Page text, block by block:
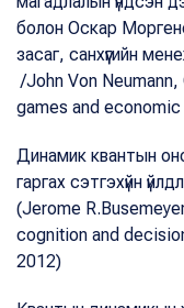
болон Оскар
засаг, санхүүгийн
/John Von
games and
Динамик квантын
гаргах сэтгэхүйн
(Jerome
cognition and
2012)